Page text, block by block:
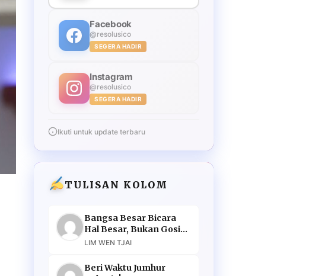
Facebook
@resolusico
SEGERA HADIR
Instagram
@resolusico
SEGERA HADIR
Ikuti untuk update terbaru
TULISAN KOLOM
Bangsa Besar Bicara
Hal Besar, Bukan Gosip
Murahan
LIM WEN TJAI
Beri Waktu Jumhur